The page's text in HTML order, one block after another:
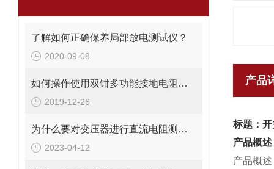
了解如何正确保养局部放电测试仪？
2020-09-08
如何操作使用双钳多功能接地电阻测试仪
2019-12-26
为什么要对变压器进行直流电阻测试？
2023-04-12
产品
标题：
产品概述
产品概述